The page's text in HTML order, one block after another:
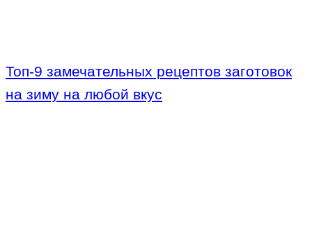
Топ-9 замечательных рецептов заготовок
на зиму на любой вкус